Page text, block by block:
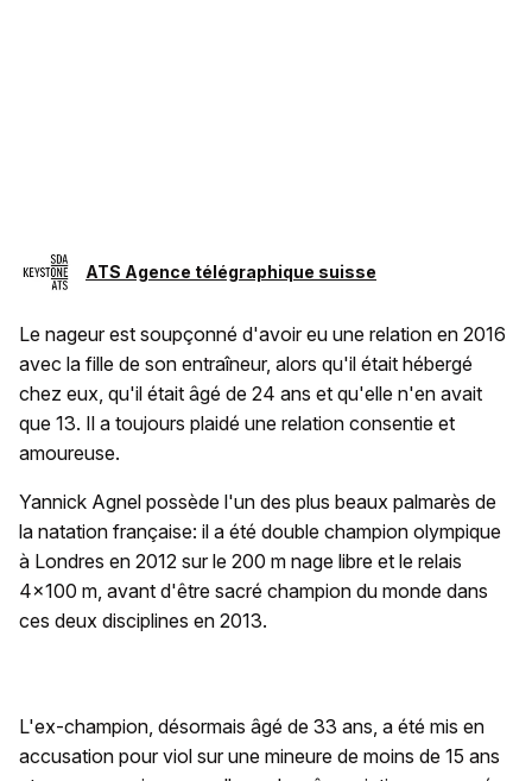
ATS Agence télégraphique suisse
Le nageur est soupçonné d'avoir eu une relation en 2016
avec la fille de son entraîneur, alors qu'il était hébergé
chez eux, qu'il était âgé de 24 ans et qu'elle n'en avait
que 13. Il a toujours plaidé une relation consentie et
amoureuse.
Yannick Agnel possède l'un des plus beaux palmarès de
la natation française: il a été double champion olympique
à Londres en 2012 sur le 200 m nage libre et le relais
4x100 m, avant d'être sacré champion du monde dans
ces deux disciplines en 2013.
L'ex-champion, désormais âgé de 33 ans, a été mis en
accusation pour viol sur une mineure de moins de 15 ans